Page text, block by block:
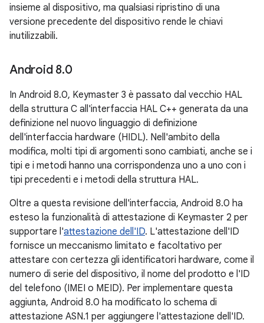
insieme al dispositivo, ma qualsiasi ripristino di una
versione precedente del dispositivo rende le chiavi
inutilizzabili.
Android 8.0
In Android 8.0, Keymaster 3 è passato dal vecchio HAL
della struttura C all'interfaccia HAL C++ generata da una
definizione nel nuovo linguaggio di definizione
dell'interfaccia hardware (HIDL). Nell'ambito della
modifica, molti tipi di argomenti sono cambiati, anche se i
tipi e i metodi hanno una corrispondenza uno a uno con i
tipi precedenti e i metodi della struttura HAL.
Oltre a questa revisione dell'interfaccia, Android 8.0 ha
esteso la funzionalità di attestazione di Keymaster 2 per
supportare l'attestazione dell'ID. L'attestazione dell'ID
fornisce un meccanismo limitato e facoltativo per
attestare con certezza gli identificatori hardware, come il
numero di serie del dispositivo, il nome del prodotto e l'ID
del telefono (IMEI o MEID). Per implementare questa
aggiunta, Android 8.0 ha modificato lo schema di
attestazione ASN.1 per aggiungere l'attestazione dell'ID.